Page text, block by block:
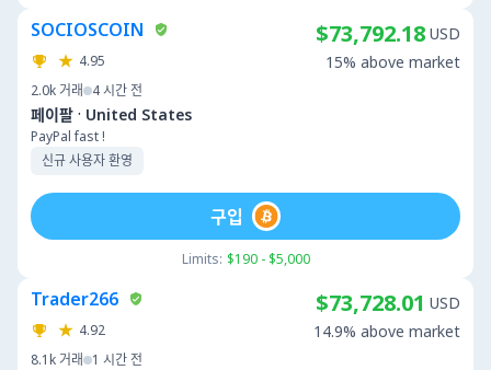
SOCIOSCOIN
4.95
2.0k 거래 4 시간 전
페이팔 · United States
PayPal fast !
신규 사용자 환영
$73,792.18 USD
15% above market
Limits: $190 - $5,000
구입
Trader266
4.92
8.1k 거래 1 시간 전
$73,728.01 USD
14.9% above market